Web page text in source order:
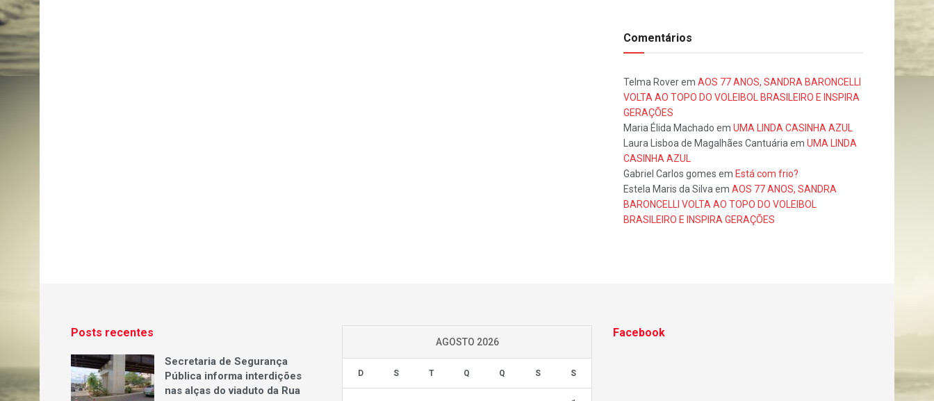
Comentários
Telma Roverem AOS 77 ANOS, SANDRA BARONCELLI
VOLTA AO TOPO DO VOLEIBOL BRASILEIRO E INSPIRA
GERAÇÕES
Maria Élida Machado em UMA LINDA CASINHA AZUL
Laura Lisboa de Magalhães Cantuáriaem UMA LINDA
CASINHA AZUL
Gabriel Carlos gomes em Está com frio?
Estela Maris da Silvaem AOS 77 ANOS, SANDRA
BARONCELLI VOLTA AO TOPO DO VOLEIBOL
BRASILEIRO E INSPIRA GERAÇÕES
Posts recentes
Secretaria de Segurança
Pública informa interdições
nas alças do viaduto da Rua
AGOSTO 2026
D S T Q Q S S
Facebook